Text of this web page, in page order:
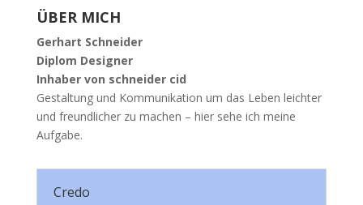
ÜBER MICH
Gerhart Schneider
Diplom Designer
Inhaber von schneider cid
Gestaltung und Kommunikation um das Leben leichter
und freundlicher zu machen – hier sehe ich meine
Aufgabe.
Credo